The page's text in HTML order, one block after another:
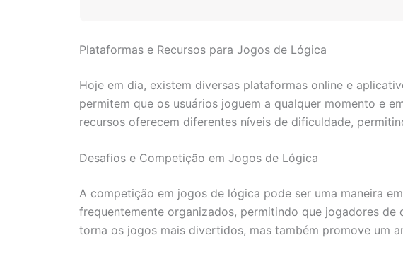
Plataformas e Recursos para Jogos de Lógica
Hoje em dia, existem diversas plataformas online e
permitem que os usuários joguem a qualquer momento e
recursos oferecem diferentes níveis de dificuldade,
Desafios e Competição em Jogos de Lógica
A competição em jogos de lógica pode ser uma maneira
frequentemente organizados, permitindo que jogadores
torna os jogos mais divertidos, mas também promove um